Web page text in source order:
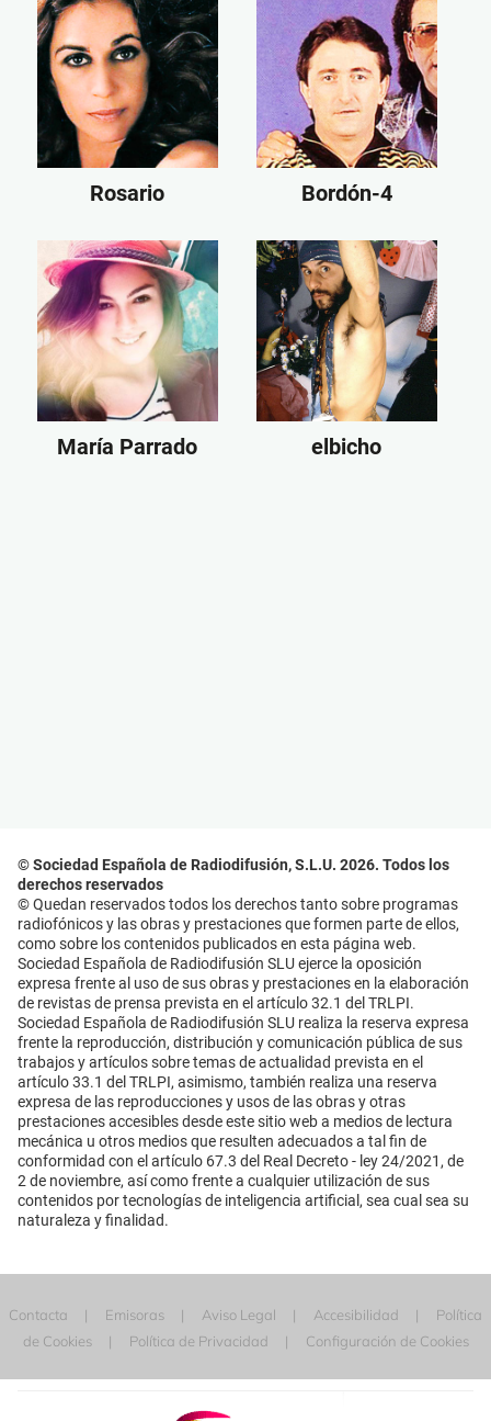
Rosario Bordón-4
María Parrado elbicho
© Sociedad Española de Radiodifusión, S.L.U. 2026. Todos los
derechos reservados
© Quedan reservados todos los derechos tanto sobre programas
radiofónicos y las obras y prestaciones que formen parte de ellos,
como sobre los contenidos publicados en esta página web.
Sociedad Española de Radiodifusión SLU ejerce la oposición
expresa frente al uso de sus obras y prestaciones en la elaboración
de revistas de prensa prevista en el artículo 32.1 del TRLPI.
Sociedad Española de Radiodifusión SLU realiza la reserva expresa
frente la reproducción, distribución y comunicación pública de sus
trabajos y artículos sobre temas de actualidad prevista en el
artículo 33.1 del TRLPI, asimismo, también realiza una reserva
expresa de las reproducciones y usos de las obras y otras
prestaciones accesibles desde este sitio web a medios de lectura
mecánica u otros medios que resulten adecuados a tal fin de
conformidad con el artículo 67.3 del Real Decreto - ley 24/2021, de
2 de noviembre, así como frente a cualquier utilización de sus
contenidos por tecnologías de inteligencia artificial, sea cual sea su
naturaleza y finalidad.
Contacta Emisoras Aviso Legal Accesibilidad
Política
de Cookies
Política de Privacidad Configuración de Cookies